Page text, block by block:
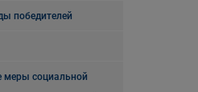
победителей
меры социальной